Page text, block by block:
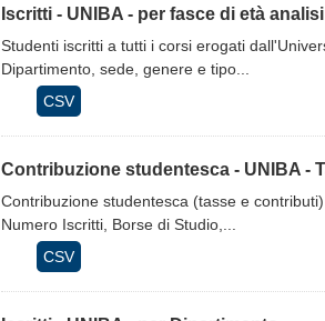
Iscritti - UNIBA - per fasce di età
Studenti iscritti a tutti i corsi erogati
Dipartimento, sede, genere e tipo...
CSV
Contribuzione studentesca - UNIBA -
Contribuzione studentesca (tasse e
Numero Iscritti, Borse di Studio,...
CSV